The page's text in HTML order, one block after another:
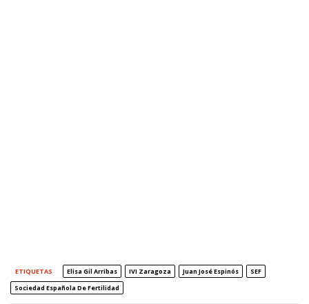
ETIQUETAS Elisa Gil Arribas IVI Zaragoza Juan José Espinós
SEF
Sociedad Española De Fertilidad